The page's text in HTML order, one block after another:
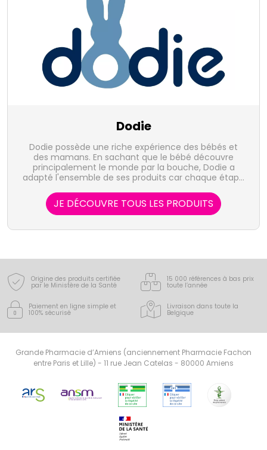
Dodie
Dodie possède une riche expérience des bébés et
des mamans. En sachant que le bébé découvre
principalement le monde par la bouche, Dodie a
adapté l'ensemble de ses produits car chaque étape
JE DÉCOUVRE TOUS LES PRODUITS
Origine des produits certifiée
par le Ministère de la Santé
15 000 références à bas prix
toute l’année
Paiement en ligne simple et
100% sécurisé
Livraison dans toute la
Belgique
Grande Pharmacie d’Amiens (anciennement Pharmacie Fachon
entre Paris et Lille) - 11 rue Jean Catelas - 80000 Amiens